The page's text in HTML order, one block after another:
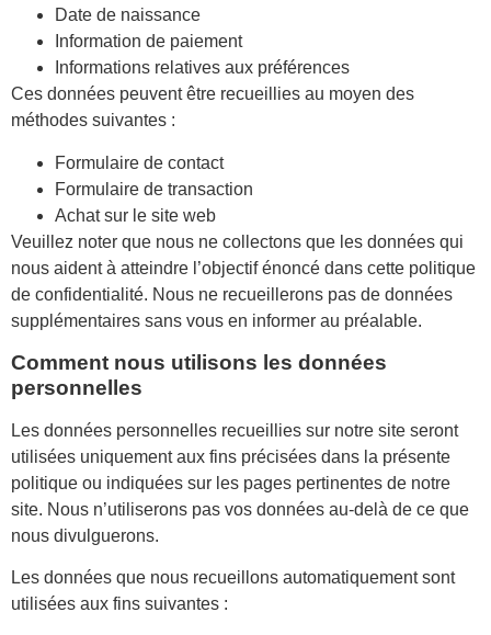
Date de naissance
Information de paiement
Informations relatives aux préférences
Ces données peuvent être recueillies au moyen des
méthodes suivantes :
Formulaire de contact
Formulaire de transaction
Achat sur le site web
Veuillez noter que nous ne collectons que les données qui
nous aident à atteindre l’objectif énoncé dans cette politique
de confidentialité. Nous ne recueillerons pas de données
supplémentaires sans vous en informer au préalable.
Comment nous utilisons les données
personnelles
Les données personnelles recueillies sur notre site seront
utilisées uniquement aux fins précisées dans la présente
politique ou indiquées sur les pages pertinentes de notre
site. Nous n’utiliserons pas vos données au-delà de ce que
nous divulguerons.
Les données que nous recueillons automatiquement sont
utilisées aux fins suivantes :